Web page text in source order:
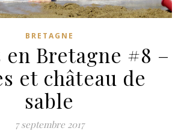
BRETAGNE
en Bretagne #8 –
et château de
sable
7 septembre 2017